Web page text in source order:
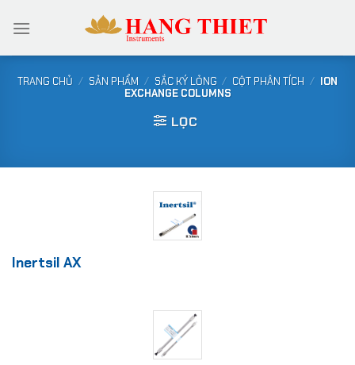
qua
TRANG CHỦ / SẢN PHẨM / SẮC KÝ LỎNG / CỘT PHÂN TÍCH / ION
EXCHANGE COLUMNS
LỌC
Inertsil AX